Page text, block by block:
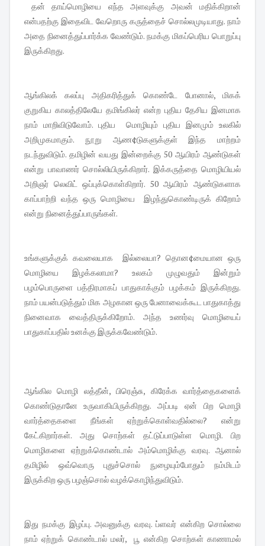
தன் தாய்மொழியை எந்த அளவுக்கு அவன் மதிக்கிறான்
என்பதற்கு இதைவிட வேறொரு கருத்தைச் சொல்லமுடியாது. நாம்
அதை நினைத்துப்பார்க்க வேண்டும். நமக்கு மிகப்பெரிய பொறுப்பு
இருக்கிறது.
ஆங்கிலக் கலப்பு அதிகரித்துக் கொண்டே போனால், மிகக்
குறுகிய காலத்திலேயே தமிங்கிலர் என்ற புதிய தேசிய இனமாக
நாம் மாறிவிடுவோம். புதிய மொழியும் புதிய இனமும் உலகில்
அறிமுகமாகும். நூறு ஆண¢டுகளுக்குள் இந்த மாற்றம்
நடந்துவிடும். தமிழின் வயது இன்றைக்கு 50 ஆயிரம் ஆண்டுகள்
என்று பாவாணர் சொல்லியிருக்கிறார். இக்கருத்தை மொழியியல்
அறிஞர் லெவிட் ஒப்புக்கொள்கிறார். 50 ஆயிரம் ஆண்டுகளாக
காப்பாற்றி வந்த ஒரு மொழியை இழந்துகொண்டிருக் கிறோம்
என்று நினைத்துப்பாருங்கள்.
உங்களுக்குக் கவலையாக இல்லையா? தொன¢மையான ஒரு
மொழியை இழக்கலாமா? உலகம் முழுவதும் இன்றும்
பழம்பொருளை பத்திரமாகப் பாதுகாக்கும் பழக்கம் இருக்கிறது.
நாம் பயன்படுத்தும் மிக அழகான ஒரு பேனாவைக்கூட பாதுகாத்து
நினைவாக வைத்திருக்கிறோம். அந்த உணர்வு மொழியைப்
பாதுகாப்பதில் உனக்கு இருக்கவேண்டும்.
ஆங்கில மொழி லத்தீன், பிரெஞ்சு, கிரேக்க வார்த்தைகளைக்
கொண்டுதானே உருவாகியிருக்கிறது. அப்படி ஏன் பிற மொழி
வார்த்தைகளை நீங்கள் ஏற்றுக்கொள்வதில்லை? என்று
கேட்கிறார்கள். அது சொற்கள் தட்டுப்பாடுள்ள மொழி. பிற
மொழிகளை ஏற்றுக்கொண்டால் அம்மொழிக்கு வரவு. ஆனால்
தமிழில் ஒவ்வொரு புதுச்சொல் நுழையும்போதும் நம்மிடம்
இருக்கிற ஒரு பழஞ்சொல் வழக்கொழிந்துவிடும்.
இது நமக்கு இழப்பு. அவனுக்கு வரவு. ப்ளவர் என்கிற சொல்லை
நாம் ஏற்றுக் கொண்டால் மலர், பூ என்கிற சொற்கள் காணாமல்